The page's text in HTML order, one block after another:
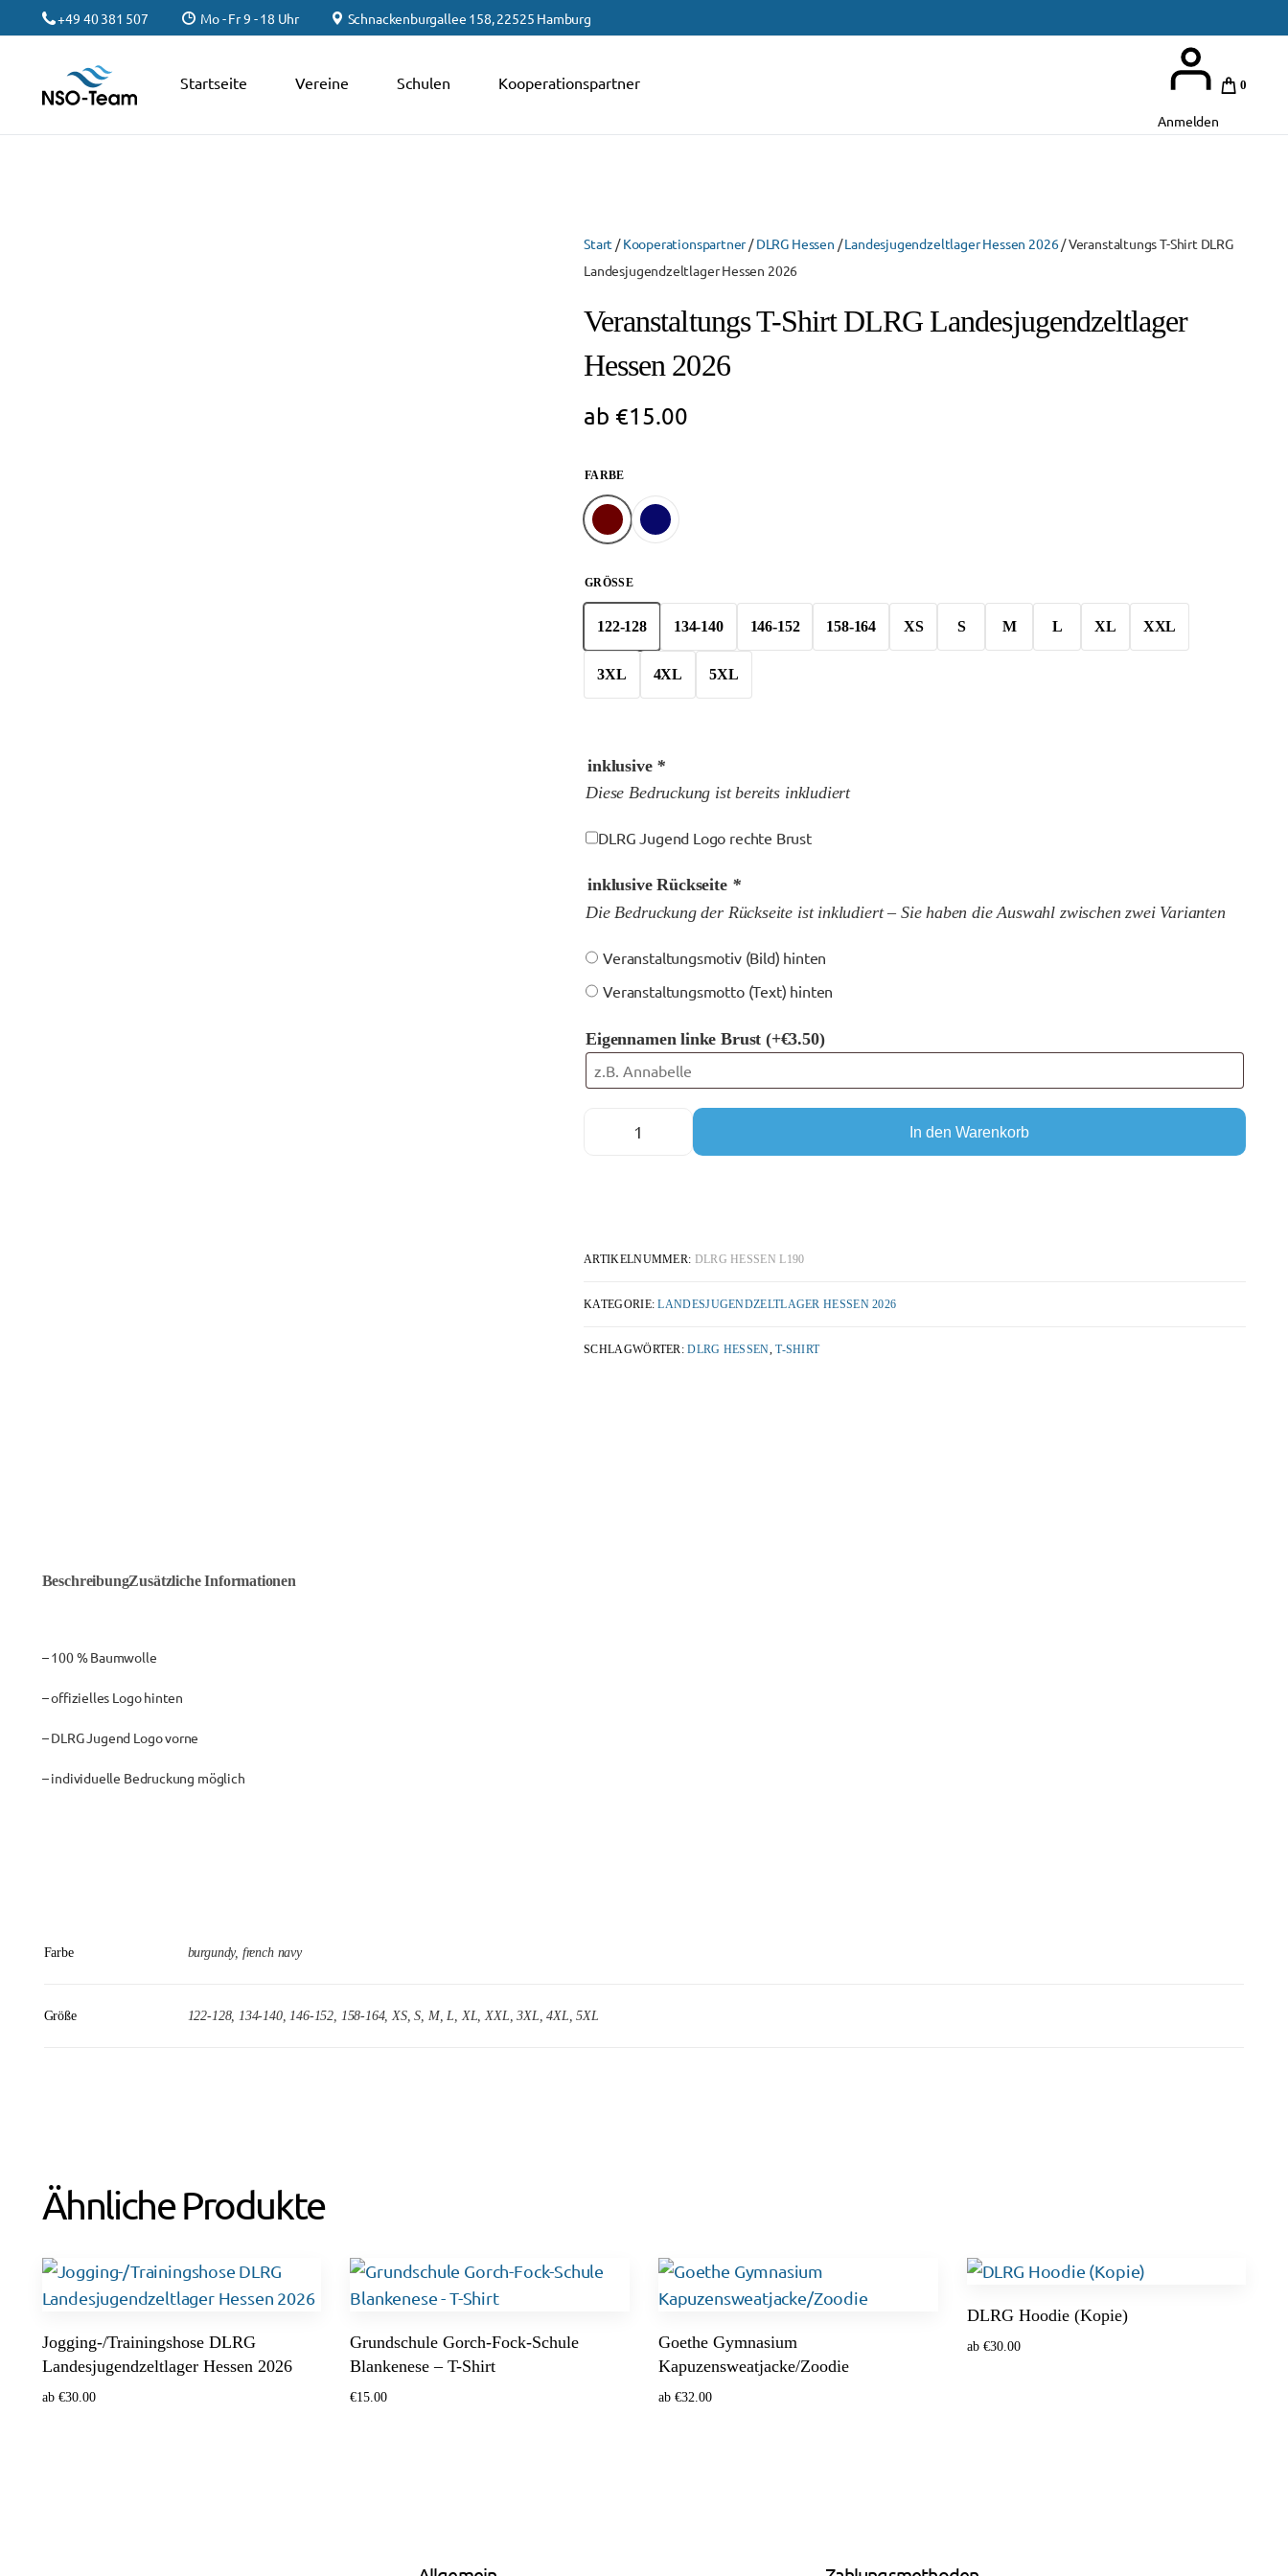
+49 40 381 507 Mo - Fr 9 - 18 Uhr Schnackenburgallee 158, 22525 Hamburg
Startseite Vereine Schulen Kooperationspartner
Anmelden
0
Start /Kooperationspartner/DLRG Hessen /Landesjugendzeltlager Hessen 2026/ Veranstaltungs T-Shirt DLRG
Landesjugendzeltlager Hessen 2026
Veranstaltungs T-Shirt DLRG Landesjugendzeltlager
Hessen 2026
ab €15.00
FARBE
GRÖSSE
122-128 134-140 146-152 158-164 XS S M L XL XXL
3XL 4XL 5XL
inklusive *
Diese Bedruckung ist bereits inkludiert
DLRG Jugend Logo rechte Brust
inklusive Rückseite *
Die Bedruckung der Rückseite ist inkludiert – Sie haben die Auswahl zwischen zwei Varianten
Veranstaltungsmotiv (Bild) hinten
Veranstaltungsmotto (Text) hinten
Eigennamen linke Brust(+€3.50)
In den Warenkorb
ARTIKELNUMMER: DLRG HESSEN L190
KATEGORIE:LANDESJUGENDZELTLAGER HESSEN 2026
SCHLAGWÖRTER:DLRG HESSEN ,T-SHIRT
BeschreibungZusätzliche Informationen
– 100 % Baumwolle
– offizielles Logo hinten
– DLRG Jugend Logo vorne
– individuelle Bedruckung möglich
Farbe burgundy, french navy
Größe 122-128, 134-140, 146-152, 158-164, XS, S, M, L, XL, XXL, 3XL, 4XL, 5XL
Ähnliche Produkte
Jogging-/Trainingshose DLRG
Landesjugendzeltlager Hessen 2026
ab €30.00
Grundschule Gorch-Fock-Schule
Blankenese – T-Shirt
€15.00
Goethe Gymnasium
Kapuzensweatjacke/Zoodie
ab €32.00
DLRG Hoodie (Kopie)
ab €30.00